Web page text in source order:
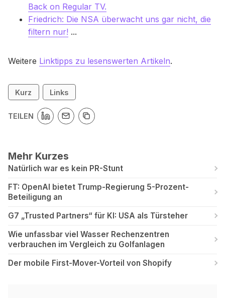
Back on Regular TV.
Friedrich: Die NSA überwacht uns gar nicht, die
filtern nur! ...
Weitere Linktipps zu lesenswerten Artikeln.
Kurz Links
TEILEN
Mehr Kurzes
Natürlich war es kein PR-Stunt
FT: OpenAI bietet Trump-Regierung 5-Prozent-
Beteiligung an
G7 „Trusted Partners“ für KI: USA als Türsteher
Wie unfassbar viel Wasser Rechenzentren
verbrauchen im Vergleich zu Golfanlagen
Der mobile First-Mover-Vorteil von Shopify